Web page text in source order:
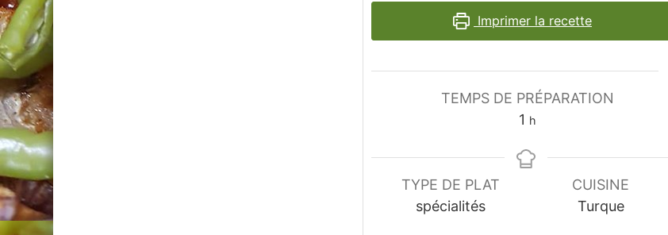
Imprimer la recette
TEMPS DE PRÉPARATION
1 heure
h
TYPE DE PLAT
spécialités
CUISINE
Turque